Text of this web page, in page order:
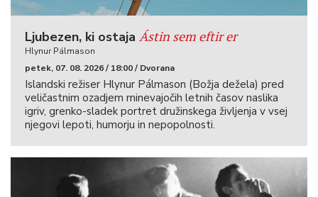
Ljubezen, ki ostaja Ástin sem eftir er
Hlynur Pálmason
petek, 07. 08. 2026 / 18:00 / Dvorana
Islandski režiser Hlynur Pálmason (Božja dežela) pred
veličastnim ozadjem minevajočih letnih časov naslika
igriv, grenko-sladek portret družinskega življenja v vsej
njegovi lepoti, humorju in nepopolnosti.